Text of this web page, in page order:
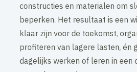
constructies en materialen om
beperken. Het resultaat is een
klaar zijn voor de toekomst,
profiteren van lagere lasten, én
dagelijks werken of leren in een